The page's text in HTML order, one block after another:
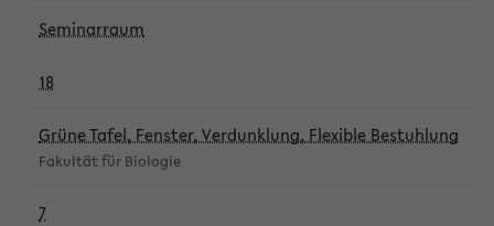
Seminarraum
18
Grüne Tafel, Fenster, Verdunklung, Flexible Bestuhlung
Fakultät für Biologie
7